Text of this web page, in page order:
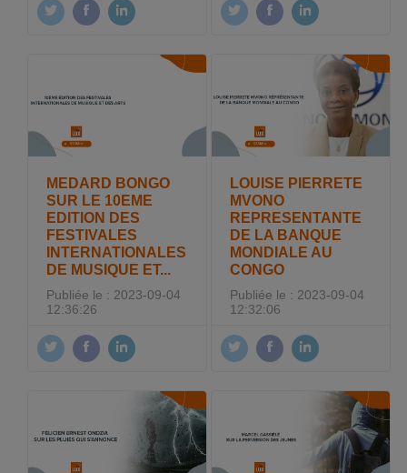
MEDARD BONGO
SUR LE 10EME
EDITION DES
FESTIVALES
INTERNATIONALES
DE MUSIQUE ET...
Publiée le : 2023-09-04
12:36:26
LOUISE PIERRETE
MVONO
REPRESENTANTE
DE LA BANQUE
MONDIALE AU
CONGO
Publiée le : 2023-09-04
12:32:06